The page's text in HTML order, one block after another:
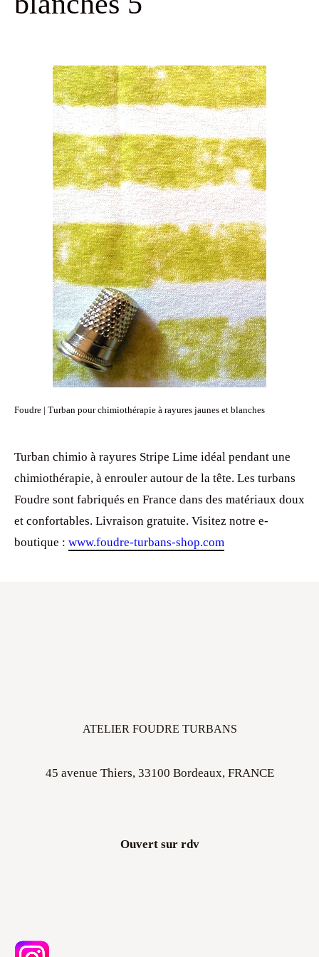
Foudre | Turban pour chimiothérapie à rayures jaunes et blanches
Turban chimio à rayures Stripe Lime idéal pendant une
chimiothérapie, à enrouler autour de la tête. Les turbans
Foudre sont fabriqués en France dans des matériaux doux
et confortables. Livraison gratuite. Visitez notre e-
boutique : www.foudre-turbans-shop.com
ATELIER FOUDRE TURBANS
45 avenue Thiers, 33100 Bordeaux, FRANCE
Ouvert sur rdv